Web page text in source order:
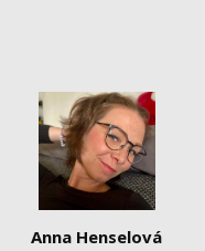
Anna Henselová